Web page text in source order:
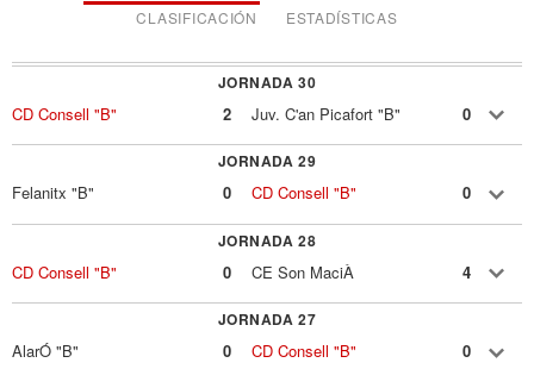
CLASIFICACIÓN
ESTADÍSTICAS
JORNADA 30
CD Consell "B" 2 Juv. C'an Picafort "B" 0
JORNADA 29
Felanitx "B" 0 CD Consell "B" 0
JORNADA 28
CD Consell "B" 0 CE Son MaciÀ 4
JORNADA 27
AlarÓ "B" 0 CD Consell "B" 0